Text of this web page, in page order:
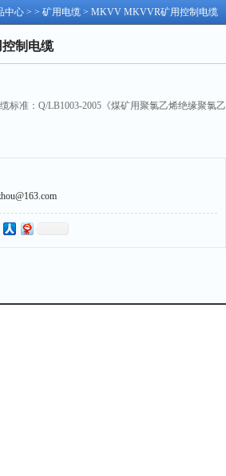
中心 > > 矿用电缆 > MKVV MKVVR矿用控制电缆
制电缆
准：Q/LB1003-2005《煤矿用聚氯乙烯绝缘聚氯乙